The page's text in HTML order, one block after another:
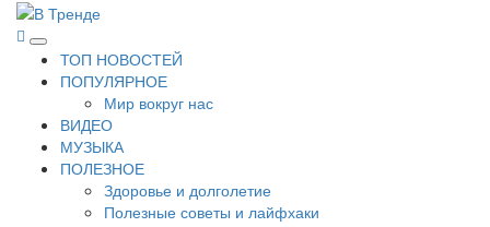
Перейти
содержимому
В Тренде
Самые свежие новости интернета
Основное
меню
ТОП НОВОСТЕЙ
ПОПУЛЯРНОЕ
Мир вокруг нас
ВИДЕО
МУЗЫКА
ПОЛЕЗНОЕ
Здоровье и долголетие
Полезные советы и лайфхаки